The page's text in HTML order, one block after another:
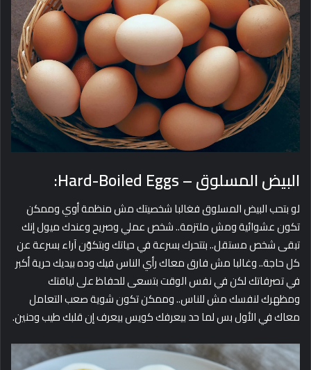
البيض المسلوق – Hard-Boiled Eggs:
لو بتحب البيض المسلوق فغالبا شخصيتك مش منظمة أوي وممكن
تكون عشوائية ومش ملتزمة.. شخص عملي وصريح وعندك ميول إنك
تبقى شخص مستقل.. بتتحرك بسرعة في حياتك وبتكوّن آراء بسرعة عن
كل حاجة.. وغالبا مش فارق معاك رأي الناس فيك وده بيديك حرية أكبر
في تصرفاتك لكن في نفس الوقت بتسعى للحفاظ على لياقتك
ومظهرك لنفسك مش للناس.. وممكن تكون شوية صعب التعامل
معاك في الأول بس لما حد بيعرفك كويس بيعرف إن قلبك طيب وحنين.